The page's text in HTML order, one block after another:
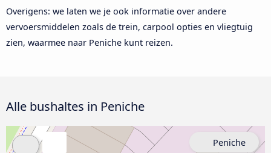
Overigens: we laten we je ook informatie over andere
vervoersmiddelen zoals de trein, carpool opties en vliegtuig
zien, waarmee naar Peniche kunt reizen.
Alle bushaltes in Peniche
Peniche